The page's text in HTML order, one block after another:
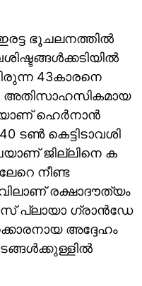
ഭൂചലനത്തിൽ
43കാരനെ
അതിസാഹസികമായ
ഹെർനാൻ
ട​ണ്‍ കെ​ട്ടി​ടാ​വ​ശി​
ജി​ല്ലി​നെ ക​
നീണ്ട
രക്ഷാദൗത്യം
പ്ലായാ ഗ്രാന്‍ഡേ
അദ്ദേഹം